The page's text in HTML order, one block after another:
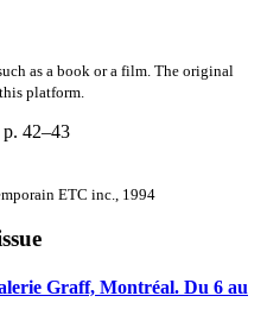
as a book or a film. The original
platform.
p. 42–43
ETC inc., 1994
Graff, Montréal. Du 6 au